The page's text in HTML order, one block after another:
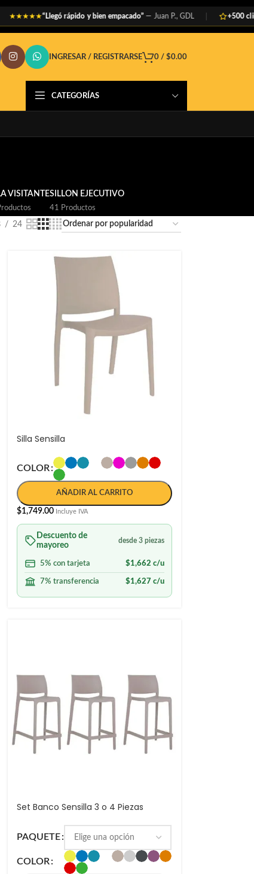
“Llegó rápido y bien empacado” — Juan P., GDL +500 clientes
INGRESAR / REGISTRARSE 0 / $0.00
CATEGORÍAS
VISITANTESILLON EJECUTIVO
41 Productos
24
Silla Sensilla
COLOR
AÑADIR AL CARRITO
$1,749.00 Incluye IVA
Descuento de
mayoreo
desde 3 piezas
5% con tarjeta $1,662 c/u
7% transferencia $1,627 c/u
Set Banco Sensilla 3 o 4 Piezas
PAQUETE
COLOR